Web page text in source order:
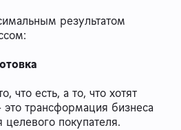
результатом
что есть, а то, что хотят
трансформация бизнеса
покупателя.